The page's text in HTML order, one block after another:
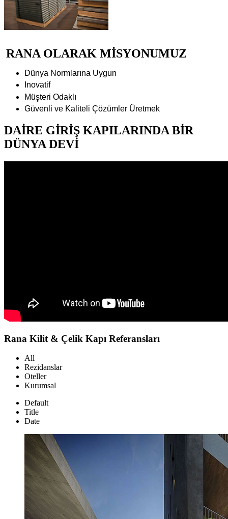
RANA OLARAK MİSYONUMUZ
Dünya Normlarına Uygun
Inovatif
Müşteri Odaklı
Güvenli ve Kaliteli Çözümler Üretmek
DAİRE GİRİŞ KAPILARINDA BİR
DÜNYA DEVİ
Rana Kilit & Çelik Kapı Referansları
All
Rezidanslar
Oteller
Kurumsal
Default
Title
Date